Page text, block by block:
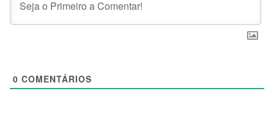
0 COMENTÁRIOS